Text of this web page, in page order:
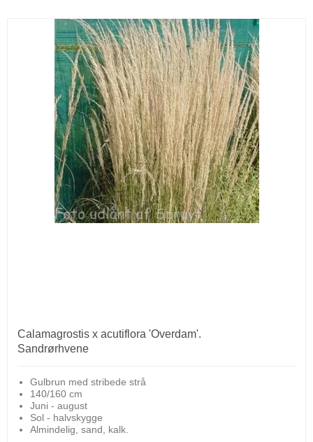
Calamagrostis x acutiflora 'Overdam'.
Sandrørhvene
Gulbrun med stribede strå
140/160 cm
Juni - august
Sol - halvskygge
Almindelig, sand, kalk.